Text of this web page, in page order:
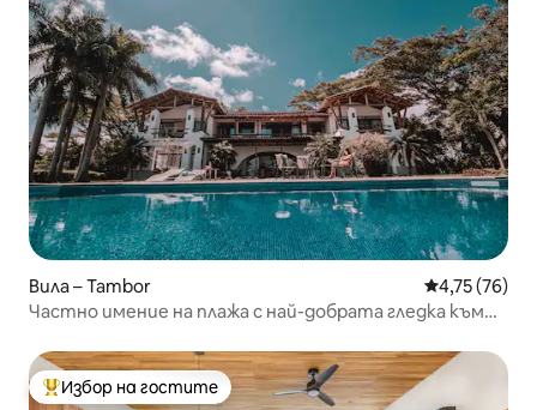
Вила – Tambor Средна
4,75 (76)
Частно имение на плажа с най-добрата гледка към
Най-популярен избор на гостите
Избор на гостите